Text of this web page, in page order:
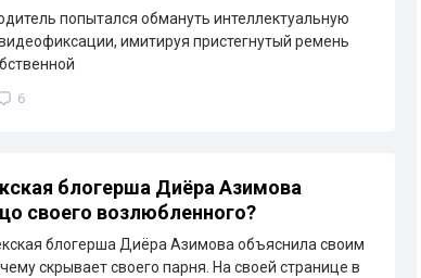
попытался обмануть интеллектуальную
имитируя пристегнутый ремень
6
блогерша Диёра Азимова
своего возлюбленного?
блогерша Диёра Азимова объяснила своим
скрывает своего парня. На своей странице в